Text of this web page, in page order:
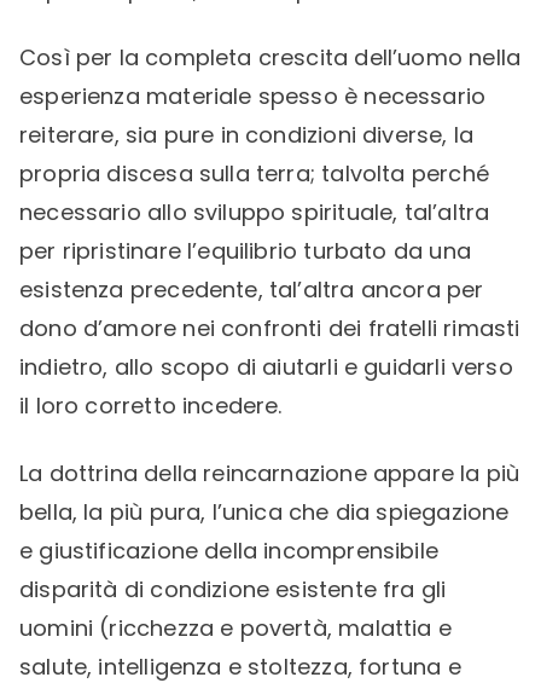
Così per la completa crescita dell’uomo nella
esperienza materiale spesso è necessario
reiterare, sia pure in condizioni diverse, la
propria discesa sulla terra; talvolta perché
necessario allo sviluppo spirituale, tal’altra
per ripristinare l’equilibrio turbato da una
esistenza precedente, tal’altra ancora per
dono d’amore nei confronti dei fratelli rimasti
indietro, allo scopo di aiutarli e guidarli verso
il loro corretto incedere.
La dottrina della reincarnazione appare la più
bella, la più pura, l’unica che dia spiegazione
e giustificazione della incomprensibile
disparità di condizione esistente fra gli
uomini (ricchezza e povertà, malattia e
salute, intelligenza e stoltezza, fortuna e